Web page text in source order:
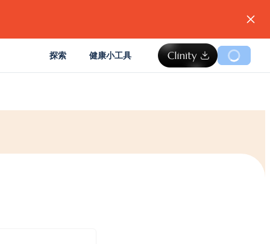
探索 健康小工具